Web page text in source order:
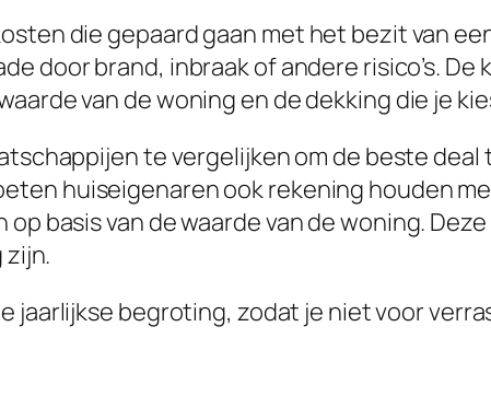
die gepaard gaan met het bezit van
door brand, inbraak of andere risico’s. De
van de woning en de dekking die je
te vergelijken om de beste
huiseigenaren ook rekening houden
basis van de waarde van de woning.
jaarlijkse begroting, zodat je niet voor